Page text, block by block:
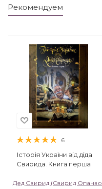
Рекомендуем
6
Історія України від діда
Свирида. Книга перша
Дед Свирид (Свирид